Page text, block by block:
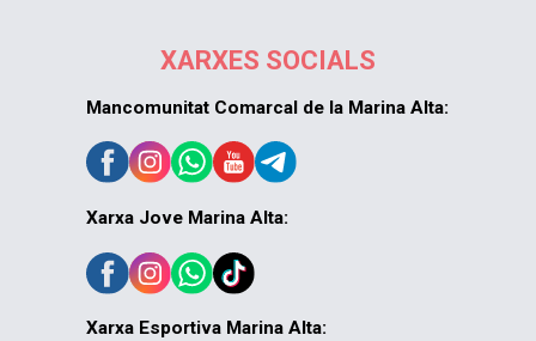
XARXES SOCIALS
Mancomunitat Comarcal de la Marina Alta:
Xarxa Jove Marina Alta:
Xarxa Esportiva Marina Alta: